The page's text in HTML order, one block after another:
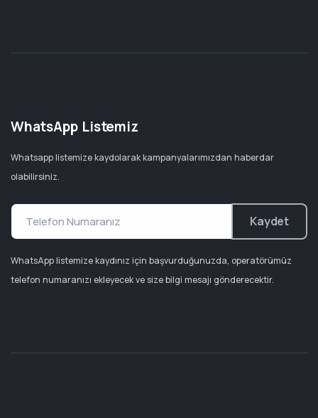
WhatsApp Listemiz
Whatsapp listemize kaydolarak kampanyalarımızdan haberdar
olabilirsiniz.
Kaydet
WhatsApp listemize kaydınız için başvurduğunuzda, operatörümüz
telefon numaranızı ekleyecek ve size bilgi mesajı gönderecektir.